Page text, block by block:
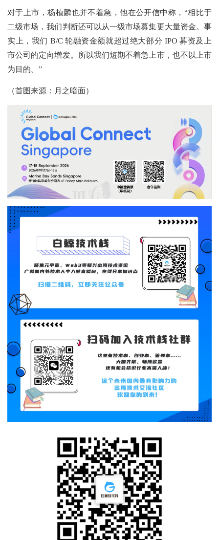
对于上市，杨植麟也并不着急，他在公开信中称，“相比于
二级市场，我们判断还可以从一级市场募集更大量资金。事
实上，我们 B/C 轮融资金额就超过绝大部分 IPO 募资及上
市公司的定向增发。所以我们短期不着急上市，也不以上市
为目的。”
（首图来源：月之暗面）